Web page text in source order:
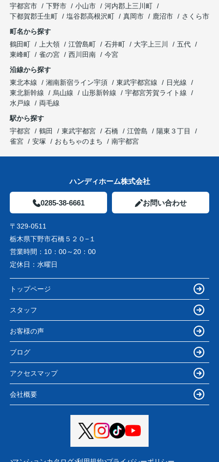
宇都宮市
下野市 小山市
河内郡上三川町
下都賀郡壬生町
塩谷郡高根沢町 真岡市 鹿沼市
さくら市
町名から探す
鶴田町
上大領 江曽島町 石井町 大字上三川
五代
東峰町
雀の宮 西川田南
今宮
沿線から探す
東北本線
湘南新宿ライン宇須 東武宇都宮線
日光線
東北新幹線
烏山線 山形新幹線
宇都宮芳賀ライト線
水戸線
両毛線
駅から探す
宇都宮
鶴田 東武宇都宮 石橋 江曽島
陽東３丁目
雀宮
安塚 おもちゃのまち 南宇都宮
ハンディホーム株式会社
0285-38-6661 お問い合わせ
〒329-0511
栃木県下野市石橋５２０−１
営業時間： 10：00～20：00
定休日： 水曜日
トップページ
スタッフ
お客様の声
ブログ
アクセスマップ
会社概要